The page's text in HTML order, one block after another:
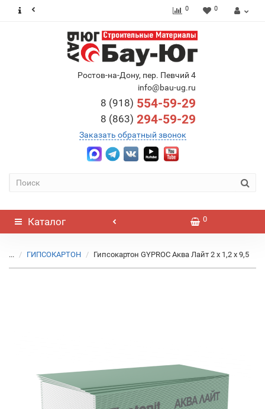
0 0
Ростов-на-Дону, пер. Певчий 4
info@bau-ug.ru
8 (918) 554-59-29
8 (863) 294-59-29
Заказать обратный звонок
Каталог 0
... ГИПСОКАРТОН Гипсокартон GYPROC Аква Лайт 2 х 1,2 х 9,5